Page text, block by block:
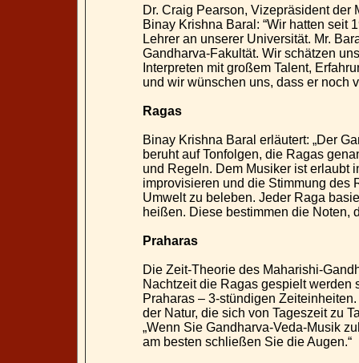
Dr. Craig Pearson, Vizepräsident der
Binay Krishna Baral: “Wir hatten seit
Lehrer an unserer Universität. Mr.
Gandharva-Fakultät. Wir schätzen
Interpreten mit großem Talent,
und wir wünschen uns, dass er noch
Ragas
Binay Krishna Baral erläutert: „Der
beruht auf Tonfolgen, die Ragas
und Regeln. Dem Musiker ist erlaubt
improvisieren und die Stimmung des
Umwelt zu beleben. Jeder Raga
heißen. Diese bestimmen die Noten,
Praharas
Die Zeit-Theorie des Maharishi-
Nachtzeit die Ragas gespielt werden
Praharas – 3-stündigen
der Natur, die sich von Tageszeit zu
„Wenn Sie Gandharva-Veda-Musik
am besten schließen Sie die Augen.“